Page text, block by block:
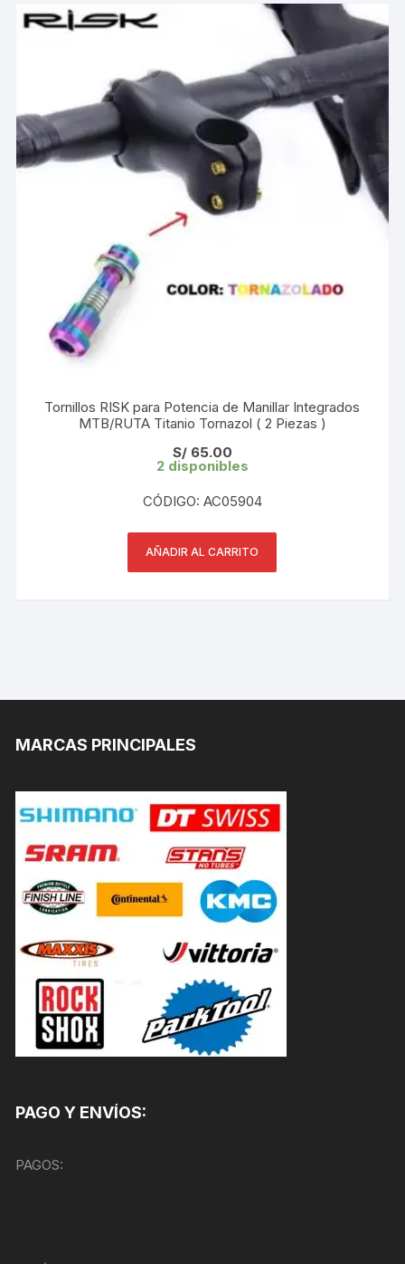
Tornillos RISK para Potencia de Manillar Integrados
MTB/RUTA Titanio Tornazol ( 2 Piezas )
S/65.00
2 disponibles
CÓDIGO: AC05904
AÑADIR AL CARRITO
MARCAS PRINCIPALES
PAGO Y ENVÍOS:
PAGOS: